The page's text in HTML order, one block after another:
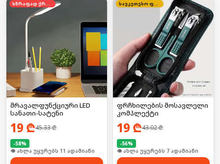
სწრაფად ქრება
მრავალფუნქციური LED
სანათი-სატენი
19 ₾45.33₾
-58%
🛒 ბოლო 24სთ-ში იყიდა 16-მა
საუკეთესო ფასი
ფრჩხილების მოსავლელი
კომპლექტი
19 ₾43.02₾
-56%
🛒 ბოლო 24სთ-ში იყიდა 6-მა